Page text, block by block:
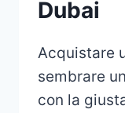
Dubai
Acquistare
sembrare
con la